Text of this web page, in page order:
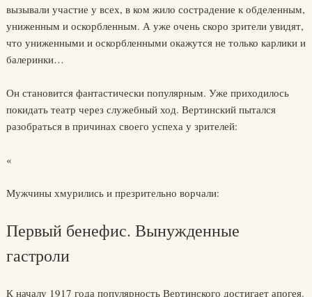
вызывали участие у всех, в ком жило сострадение к обделенным,
униженным и оскорбленным. А уже очень скоро зрители увидят,
что униженными и оскорбленными окажутся не только карлики и
балеринки…
Он становится фантастически популярным. Уже приходилось
покидать театр через служебный ход. Вертинский пытался
разобраться в причинах своего успеха у зрителей:
«
Мужчины хмурились и презрительно ворчали:
Первый бенефис. Вынужденные
гастроли
К началу 1917 года популярность Вертинского достигает апогея.